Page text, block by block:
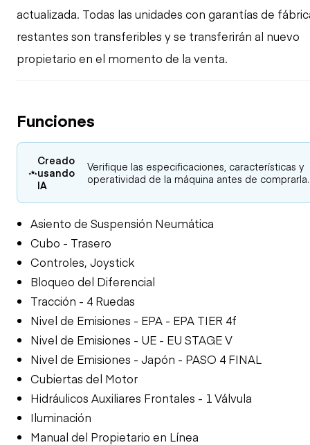
actualizada. Todas las unidades con garantías de
restantes son transferibles y se transferirán al nuevo
propietario en el momento de la venta.
Funciones
Creado
usando
IA
Verifique las especificaciones, características y
operatividad de la máquina antes de comprarla.
Asiento de Suspensión Neumática
Cubo - Trasero
Controles, Joystick
Bloqueo del Diferencial
Tracción - 4 Ruedas
Nivel de Emisiones - EPA - EPA TIER 4f
Nivel de Emisiones - UE - EU STAGE V
Nivel de Emisiones - Japón - PASO 4 FINAL
Cubiertas del Motor
Hidráulicos Auxiliares Frontales - 1 Válvula
Iluminación
Manual del Propietario en Línea